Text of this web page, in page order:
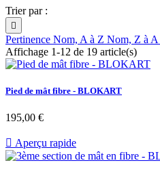
Trier par :

Pertinence Nom, A à Z Nom, Z à A
Affichage 1-12 de 19 article(s)
Pied de mât fibre - BLOKART
Prix
195,00 €
 Aperçu rapide